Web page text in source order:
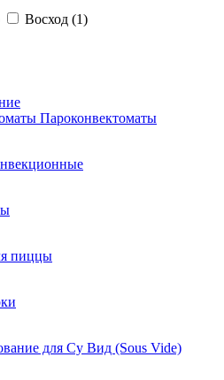
Восход (1)
Пароконвектоматы
пиццы
для Су Вид (Sous Vide)